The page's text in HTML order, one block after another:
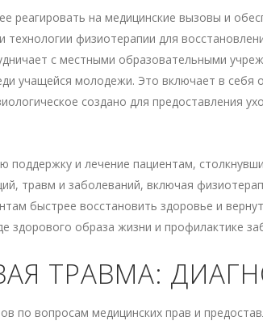
реагировать на медицинские вызовы и
физиотерапии для
с местными образовательными
учащейся молодежи. Это включает в себя
создано для предоставления
поддержку и лечение пациентам,
травм и заболеваний, включая
быстрее восстановить здоровье и
здорового образа жизни и профилактике
ТРАВМА:
по вопросам медицинских прав и